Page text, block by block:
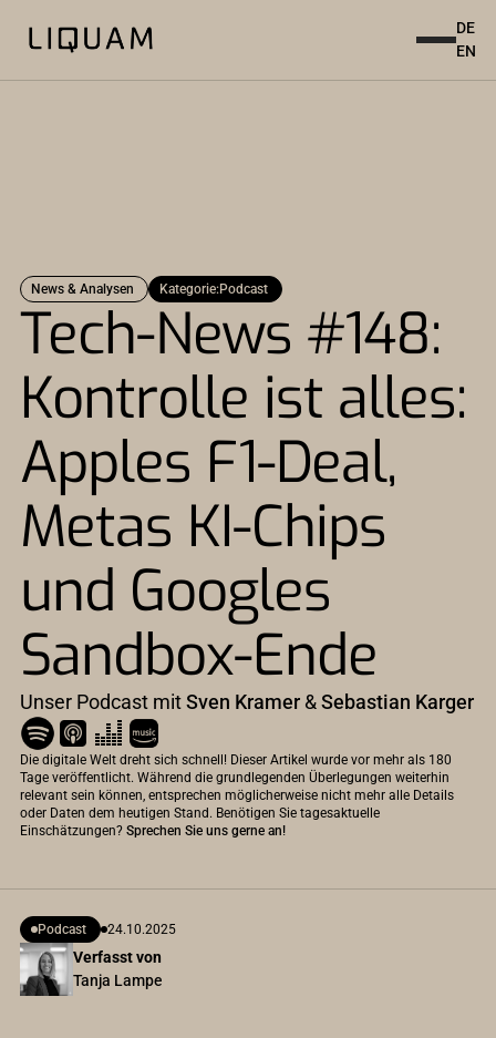
DE
EN
News & Analysen Kategorie:Podcast
Tech-News #148:
Kontrolle ist alles:
Apples F1-Deal,
Metas KI-Chips
und Googles
Sandbox-Ende
Unser Podcast mitSven Kramer &Sebastian Karger
Die digitale Welt dreht sich schnell! Dieser Artikel wurde vor mehr als 180
Tage veröffentlicht. Während die grundlegenden Überlegungen weiterhin
relevant sein können, entsprechen möglicherweise nicht mehr alle Details
oder Daten dem heutigen Stand. Benötigen Sie tagesaktuelle
Einschätzungen? Sprechen Sie uns gerne an!
Verfasst von
Tanja Lampe
Podcast 24.10.2025